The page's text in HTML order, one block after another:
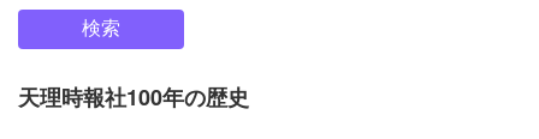
検索
天理時報社100年の歴史